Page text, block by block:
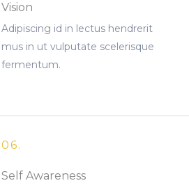
Vision
Adipiscing id in lectus hendrerit
mus in ut vulputate scelerisque
fermentum.
06.
Self Awareness